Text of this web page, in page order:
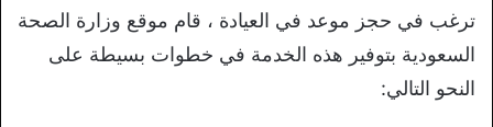
ترغب في حجز موعد في العيادة ، قام موقع وزارة الصحة
السعودية بتوفير هذه الخدمة في خطوات بسيطة على
النحو التالي: